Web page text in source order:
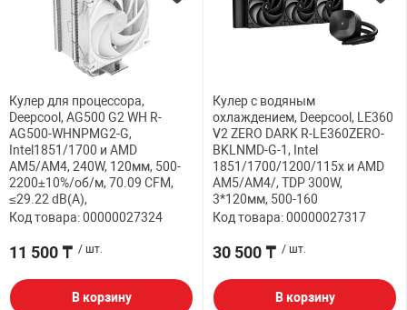
Кулер для процессора,
Deepcool, AG500 G2 WH R-
AG500-WHNPMG2-G,
Intel1851/1700 и AMD
AM5/AM4, 240W, 120мм, 500-
2200±10%/об/м, 70.09 CFM,
≤29.22 dB(A),
Код товара: 00000027324
11 500 ₸ / шт.
В корзину
Кулер с водяным
охлаждением, Deepcool, LE360
V2 ZERO DARK R-LE360ZERO-
BKLNMD-G-1, Intel
1851/1700/1200/115х и AMD
AM5/AM4/, TDP 300W,
3*120мм, 500-160
Код товара: 00000027317
30 500 ₸ / шт.
В корзину